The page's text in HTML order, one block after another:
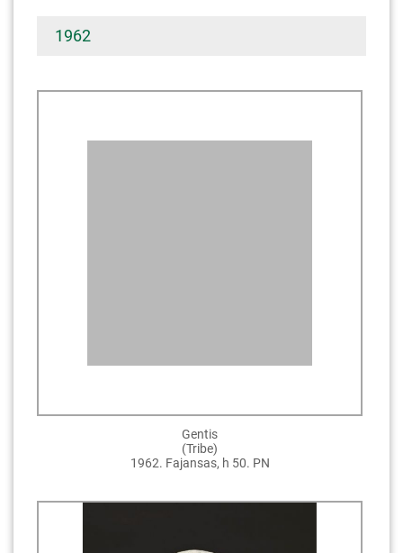
1962
Gentis
(Tribe)
1962. Fajansas, h 50. PN